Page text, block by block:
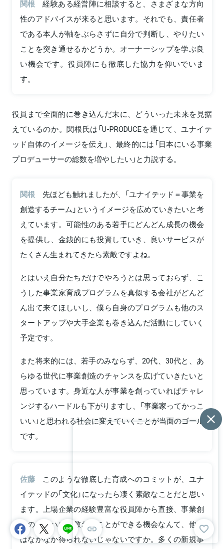
関根
経験ある経営陣に相談すると、さまざまな方向
性のアドバイスが来ると思います。それでも、責任者
である本人が軸をぶらさずに自分で判断し、やりたい
ことを突き通せるかどうか。オーナーシップを学ぶ良
い機会です。役員陣にも徹底した協力を仰いでいま
す。
役員まで全面的に巻き込んだ末に、どういった未来を見据
えているのか。関根氏は「U-PRODUCEを通じて、ユナイテ
ッド自体のイメージを伝え」、最終的には「日本にいる事業
プロデューサーの総数を増やしたい」と力説する。
関根
先ほども触れましたが、「ユナイテッド＝事業を
創造するチーム」というイメージを広めていきたいと考
えています。可能性のある若手にどんどん成長の機会
を提供し、金銭的にも投資していき、良いサービスが
たくさん生まれてきたら素敵ですよね。
とはいえ自分たちだけでやろうとは思っておらず、こ
うした事業家育成プログラムを真似する会社がどんど
ん出て来てほしいし、僕ら自身のプログラムも他のス
タートアップや大手企業も巻き込んだ活動にしていく
予定です。
また将来的には、若手のみならず、20代、30代と、あ
らゆる世代に事業創造のチャンスを広げていきたいと
思っています。身近な人が事業を創っていればチャレ
ンジするハードルも下がりますし、「事業家ってかっこ
いい」と思われる社会に変えていくことが当面のゴール
です。
佐藤
このような徹底した育成へのコミットが、ユナ
イテッドの「文化」になったら凄く素敵なことだと思い
ます。上場企業の経験豊富な役員陣から直接、事業創
造のノウハウを教わることができる機会なんて、他で
はなかなか得られないじゃないですか。多くの新規事